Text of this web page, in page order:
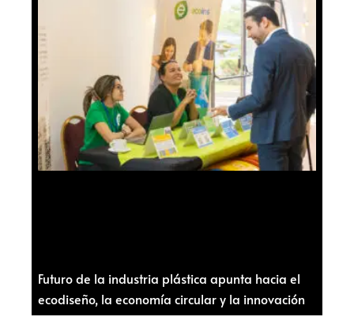
Futuro de la industria plástica apunta hacia el
ecodiseño, la economía circular y la innovación